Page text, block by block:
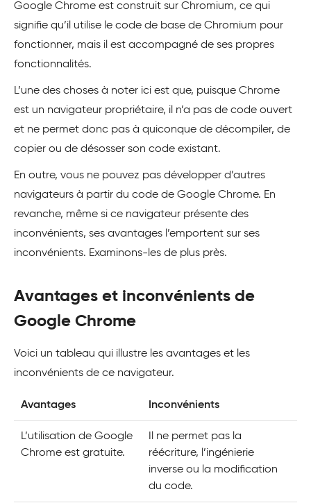
Google Chrome est construit sur Chromium, ce qui
signifie qu’il utilise le code de base de Chromium pour
fonctionner, mais il est accompagné de ses propres
fonctionnalités.
L’une des choses à noter ici est que, puisque Chrome
est un navigateur propriétaire, il n’a pas de code ouvert
et ne permet donc pas à quiconque de décompiler, de
copier ou de désosser son code existant.
En outre, vous ne pouvez pas développer d’autres
navigateurs à partir du code de Google Chrome. En
revanche, même si ce navigateur présente des
inconvénients, ses avantages l’emportent sur ses
inconvénients. Examinons-les de plus près.
Avantages et inconvénients de
Google Chrome
Voici un tableau qui illustre les avantages et les
inconvénients de ce navigateur.
Avantages Inconvénients
L’utilisation de Google
Chrome est gratuite.
Il ne permet pas la
réécriture, l’ingénierie
inverse ou la modification
du code.